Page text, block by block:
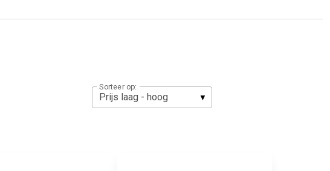
Sorteer op: